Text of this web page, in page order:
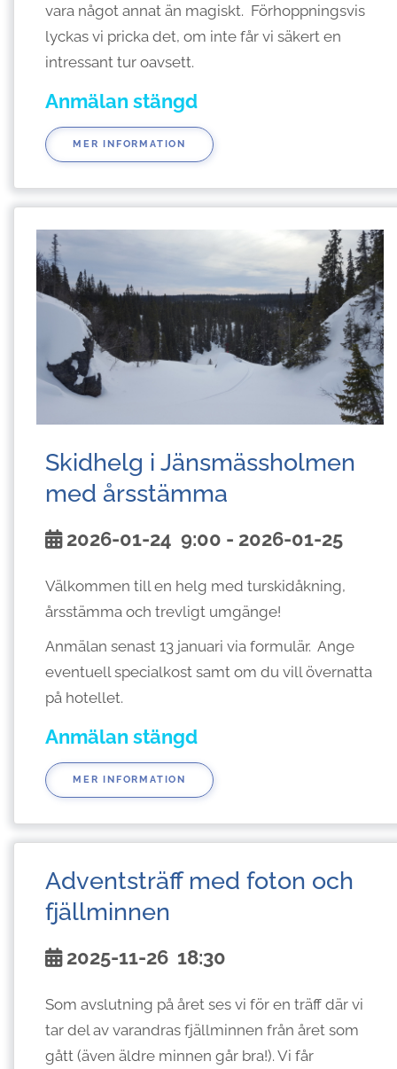
vara något annat än magiskt. Förhoppningsvis
lyckas vi pricka det, om inte får vi säkert en
intressant tur oavsett.
Anmälan stängd
MER INFORMATION
Skidhelg i Jänsmässholmen
med årsstämma
2026-01-24 9:00 - 2026-01-25
Välkommen till en helg med turskidåkning,
årsstämma och trevligt umgänge!
Anmälan senast 13 januari via formulär. Ange
eventuell specialkost samt om du vill övernatta
på hotellet.
Anmälan stängd
MER INFORMATION
Adventsträff med foton och
fjällminnen
2025-11-26 18:30
Som avslutning på året ses vi för en träff där vi
tar del av varandras fjällminnen från året som
gått (även äldre minnen går bra!). Vi får